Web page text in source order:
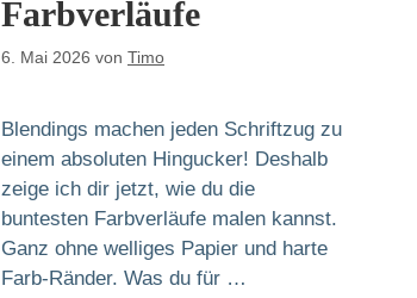
Farbverläufe
6. Mai 2026 von Timo
Blendings machen jeden Schriftzug zu
einem absoluten Hingucker! Deshalb
zeige ich dir jetzt, wie du die
buntesten Farbverläufe malen kannst.
Ganz ohne welliges Papier und harte
Farb-Ränder. Was du für …